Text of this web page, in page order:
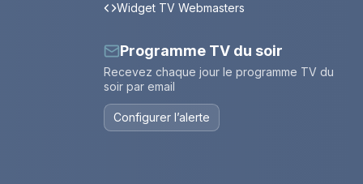
Widget TV Webmasters
Programme TV du soir
Recevez chaque jour le programme TV du
soir par email
Configurer l’alerte